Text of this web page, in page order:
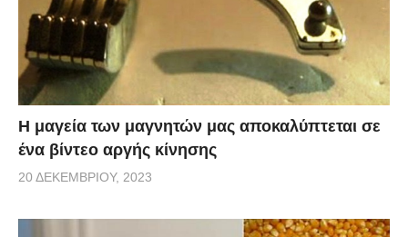
Η μαγεία των μαγνητών μας αποκαλύπτεται σε
ένα βίντεο αργής κίνησης
20 ΔΕΚΕΜΒΡΊΟΥ, 2023